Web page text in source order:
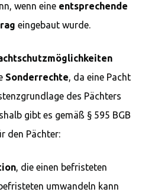
wenn eine entsprechende
eingebaut wurde.
Sonderrechte, da eine Pacht
des Pächters
gibt es gemäß § 595 BGB
den Pächter:
, die einen befristeten
umwandeln kann